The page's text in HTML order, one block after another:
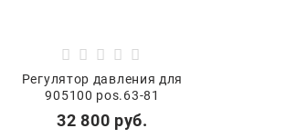
Регулятор давления для
905100 pos.63-81
32 800 руб.